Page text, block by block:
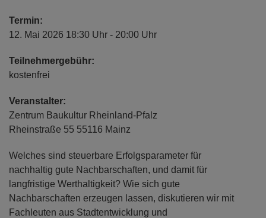
Termin:
12. Mai 2026 18:30 Uhr - 20:00 Uhr
Teilnehmergebühr:
kostenfrei
Veranstalter:
Zentrum Baukultur Rheinland-Pfalz
Rheinstraße 55 55116 Mainz
Welches sind steuerbare Erfolgsparameter für
nachhaltig gute Nachbarschaften, und damit für
langfristige Werthaltigkeit? Wie sich gute
Nachbarschaften erzeugen lassen, diskutieren wir mit
Fachleuten aus Stadtentwicklung und